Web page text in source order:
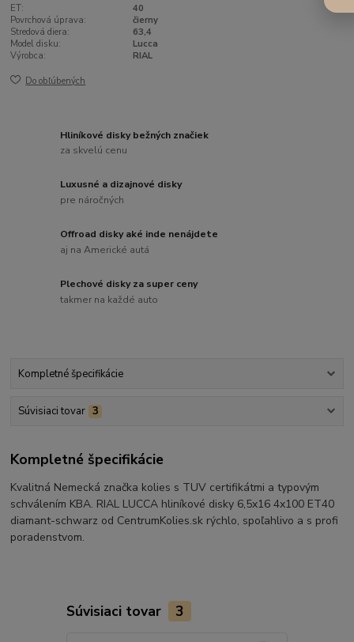
ET:
40
Povrchová úprava:
čierny
Stredová diera:
63,4
Model disku:
Lucca
Výrobca:
RIAL
Do obľúbených
Hliníkové disky bežných značiek
za skvelú cenu
Luxusné a dizajnové disky
pre náročných
Offroad disky aké inde nenájdete
aj na Americké autá
Plechové disky za super ceny
takmer na každé auto
Kompletné špecifikácie
Súvisiaci tovar 3
Kompletné špecifikácie
Kvalitná Nemecká značka kolies s TUV certifikátmi a typovým
schválením KBA. RIAL LUCCA hliníkové disky 6,5x16 4x100 ET40
diamant-schwarz od CentrumKolies.sk rýchlo, spoľahlivo a s profi
poradenstvom.
Súvisiaci tovar 3